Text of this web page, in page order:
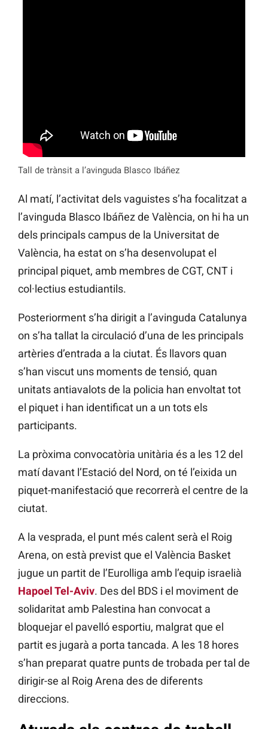
Tall de trànsit a l’avinguda Blasco Ibáñez
Al matí, l’activitat dels vaguistes s’ha focalitzat a
l’avinguda Blasco Ibáñez de València, on hi ha un
dels principals campus de la Universitat de
València, ha estat on s’ha desenvolupat el
principal piquet, amb membres de CGT, CNT i
col·lectius estudiantils.
Posteriorment s’ha dirigit a l’avinguda Catalunya
on s’ha tallat la circulació d’una de les principals
artèries d’entrada a la ciutat. És llavors quan
s’han viscut uns moments de tensió, quan
unitats antiavalots de la policia han envoltat tot
el piquet i han identificat un a un tots els
participants.
La pròxima convocatòria unitària és a les 12 del
matí davant l’Estació del Nord, on té l’eixida un
piquet-manifestació que recorrerà el centre de la
ciutat.
A la vesprada, el punt més calent serà el Roig
Arena, on està previst que el València Basket
jugue un partit de l’Eurolliga amb l’equip israelià
Hapoel Tel-Aviv. Des del BDS i el moviment de
solidaritat amb Palestina han convocat a
bloquejar el pavelló esportiu, malgrat que el
partit es jugarà a porta tancada. A les 18 hores
s’han preparat quatre punts de trobada per tal de
dirigir-se al Roig Arena des de diferents
direccions.